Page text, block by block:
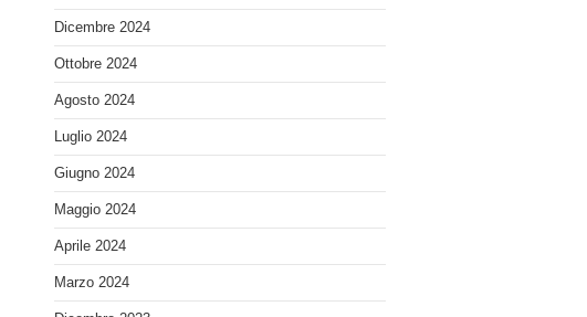
Dicembre 2024
Ottobre 2024
Agosto 2024
Luglio 2024
Giugno 2024
Maggio 2024
Aprile 2024
Marzo 2024